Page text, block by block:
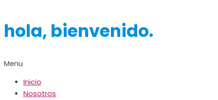
hola, bienvenido.
Menu
Inicio
Nosotros